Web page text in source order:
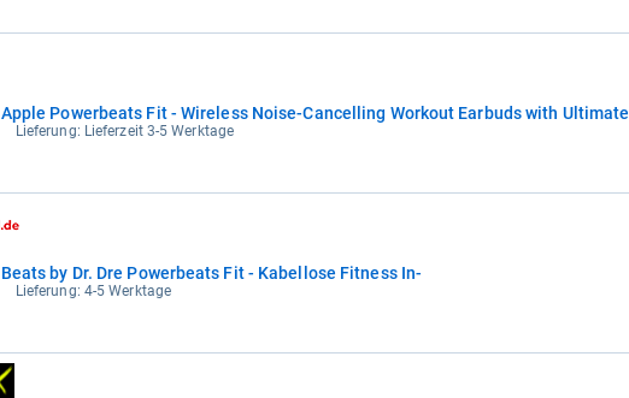
Apple Powerbeats Fit - Wireless Noise-Cancelling Workout Earbuds with Ultimate
Lieferung: Lieferzeit 3-5 Werktage
Beats by Dr. Dre Powerbeats Fit - Kabellose Fitness In-
Lieferung: 4-5 Werktage